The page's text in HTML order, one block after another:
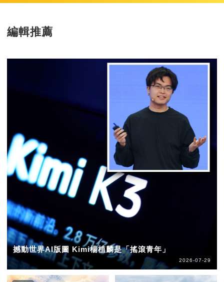
編輯推薦
撼動世界AI版圖 Kimi楊植麟是「搖滾青年」
2026-07-29